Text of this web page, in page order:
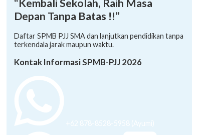
“Kembali Sekolah, Raih Masa
Depan Tanpa Batas !!”
Daftar SPMB PJJ SMA dan lanjutkan pendidikan tanpa
terkendala jarak maupun waktu.
Kontak Informasi SPMB-PJJ 2026
+62 878-8528-5958 (Ayumi)